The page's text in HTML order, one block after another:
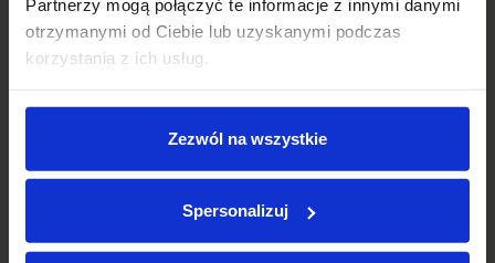
Partnerzy mogą połączyć te informacje z innymi danymi
otrzymanymi od Ciebie lub uzyskanymi podczas
korzystania z ich usług.
Zezwól na wszystkie
Spersonalizuj
219 800 zł brutto
208
benzyna
automatyczna